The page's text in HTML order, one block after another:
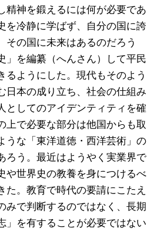
精神を鍛えるには何が必要であ
を冷静に学ばず、自分の国に誇
その国に未来はあるのだろう
」を編纂（へんさん）して平民
るようにした。現代もそのよう
日本の成り立ち、社会の仕組み
としてのアイデンティティを確
上で必要な部分は他国からも取
うな「東洋道徳・西洋芸術」の
ろう。最近はようやく実業界で
や世界史の教養を身につけるべ
た。教育で時代の要請にこたえ
みで判断するのではなく、長期
」を有することが必要ではない